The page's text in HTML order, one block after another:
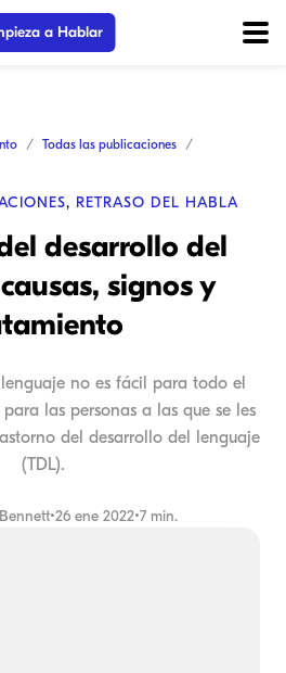
a Hablar
Todas las publicaciones
, RETRASO DEL HABLA
desarrollo del
signos y
no es fácil para todo el
las personas a las que se les
del desarrollo del lenguaje
(TDL).
•26 ene 2022•7 min.